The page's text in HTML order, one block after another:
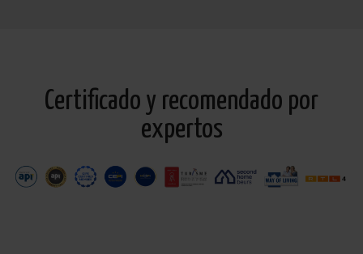
Certificado y recomendado por
expertos